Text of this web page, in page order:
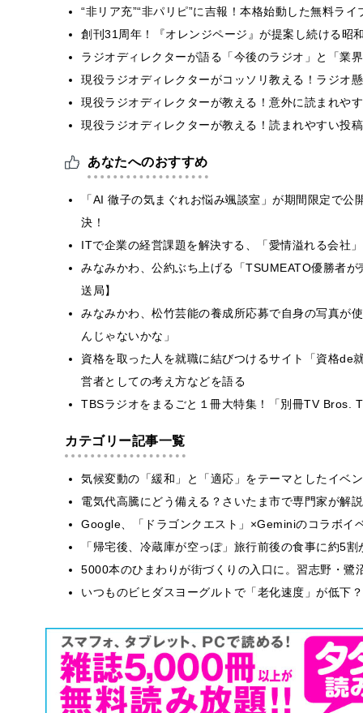
“非リア充”“非パリピ”に吉報！本格始動した無料ラ
創刊31周年！『オレンジページ』が提案し続ける昭
ラジオディレクターが語る「今後のラジオ」と「業
現役ラジオディレクターがコッソリ教える！ラジオ
現役ラジオディレクターが教える！意外に読まれや
現役ラジオディレクターが教える！読まれやすい投
あなたへのおすすめ
「AI 徹子の気まぐれお悩み颯談室」が期間限定で
決！
ITで企業の経営課題を解決する、「愛情溢れる会社
みなみかわ、公約ぶち上げる「TSUMEATO優勝者
送局】
みなみかわ、松竹芸能の養成所応募で自身の写真が
んじゃないかな」
資格を取った人を就職に結びつけるサイト「資格de
営者としての考え方などを語る
TBSラジオをまるごと１冊大特集！「別冊TV Bros.
カテゴリー記事一覧
気候変動の「緩和」と「適応」をテーマとしたイベ
電気代高騰にどう備える？さいたま市で専門家が解
Google、「ドラゴンクエスト」×Geminiのコラボイ
「帰宅後、冷蔵庫が空っぽ」旅行前後の食事に約5
5000本のひまわりが街づくりの入口に。習志野・
いつものビヒダスヨーグルトで「老化速度」が低